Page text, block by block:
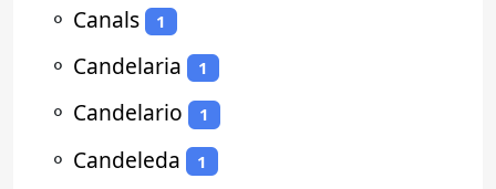
⚬ Canals 1
⚬ Candelaria 1
⚬ Candelario 1
⚬ Candeleda 1